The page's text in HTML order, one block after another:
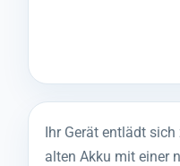
Ihr Gerät entlädt
alten Akku mit einer